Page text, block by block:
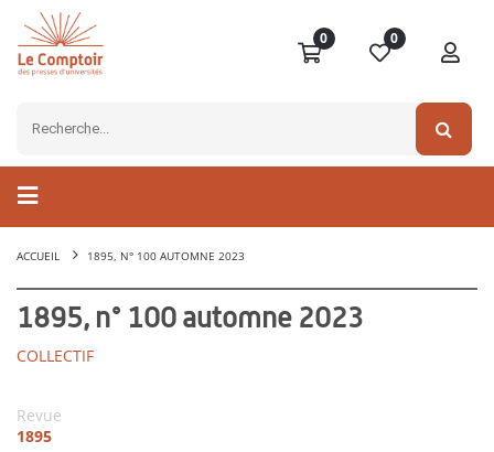
0 0
ACCUEIL 1895, N° 100 AUTOMNE 2023
1895, n° 100 automne 2023
COLLECTIF
Revue
1895